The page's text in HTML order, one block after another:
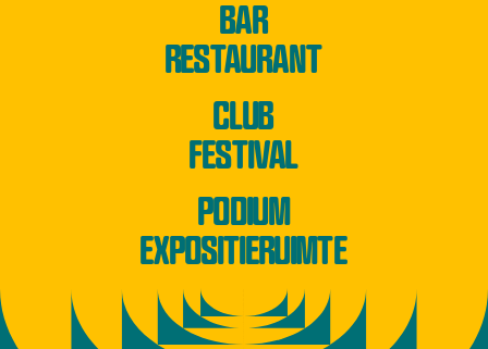
BAR
RESTAURANT
CLUB
FESTIVAL
PODIUM
EXPOSITIERUIMTE